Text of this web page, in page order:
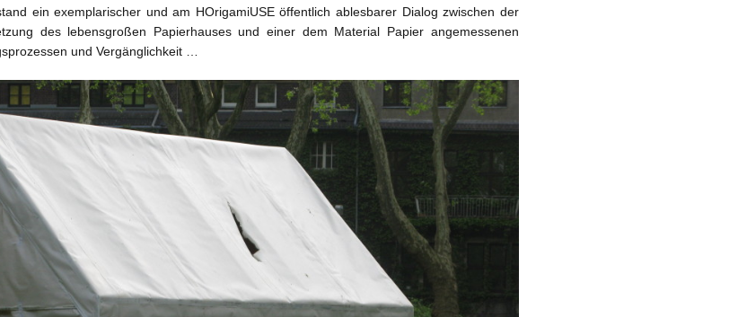
ein exemplarischer und am HOrigamiUSE öffentlich ablesbarer Dialog zwischen der
des lebensgroßen Papierhauses und einer dem Material Papier angemessenen
und Vergänglichkeit …